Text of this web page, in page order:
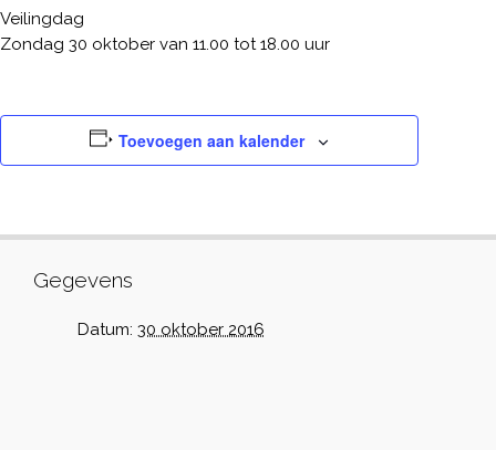
Veilingdag
Zondag 30 oktober van 11.00 tot 18.00 uur
Toevoegen aan kalender
Gegevens
Datum: 30 oktober 2016